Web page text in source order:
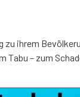
zu ihrem
Tabu – zum